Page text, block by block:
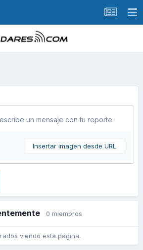
un mensaje con tu reporte.
Insertar imagen desde URL
0 miembros
viendo esta página.